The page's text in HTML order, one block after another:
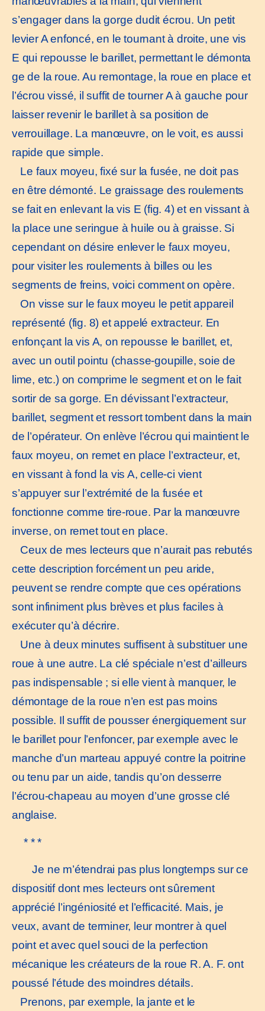
s’engager dans la gorge dudit écrou. Un petit
levier A enfoncé, en le tournant à droite, une vis
E qui repousse le barillet, permettant le démonta
ge de la roue. Au remontage, la roue en place et
l’écrou vissé, il suffit de tourner A à gauche pour
laisser revenir le barillet à sa position de
verrouillage. La manœuvre, on le voit, es aussi
rapide que simple.
Le faux moyeu, fixé sur la fusée, ne doit pas
en être démonté. Le graissage des roulements
se fait en enlevant la vis E (fig. 4) et en vissant à
la place une seringue à huile ou à graisse. Si
cependant on désire enlever le faux moyeu,
pour visiter les roulements à billes ou les
segments de freins, voici comment on opère.
On visse sur le faux moyeu le petit appareil
représenté (fig. 8) et appelé extracteur. En
enfonçant la vis A, on repousse le barillet, et,
avec un outil pointu (chasse-goupille, soie de
lime, etc.) on comprime le segment et on le fait
sortir de sa gorge. En dévissant l’extracteur,
barillet, segment et ressort tombent dans la main
de l’opérateur. On enlève l’écrou qui maintient le
faux moyeu, on remet en place l’extracteur, et,
en vissant à fond la vis A, celle-ci vient
s’appuyer sur l’extrémité de la fusée et
fonctionne comme tire-roue. Par la manœuvre
inverse, on remet tout en place.
Ceux de mes lecteurs que n’aurait pas rebutés
cette description forcément un peu aride,
peuvent se rendre compte que ces opérations
sont infiniment plus brèves et plus faciles à
exécuter qu’à décrire.
Une à deux minutes suffisent à substituer une
roue à une autre. La clé spéciale n’est d’ailleurs
pas indispensable ; si elle vient à manquer, le
démontage de la roue n’en est pas moins
possible. Il suffit de pousser énergiquement sur
le barillet pour l’enfoncer, par exemple avec le
manche d’un marteau appuyé contre la poitrine
ou tenu par un aide, tandis qu’on desserre
l’écrou-chapeau au moyen d’une grosse clé
anglaise.
* * *
Je ne m’étendrai pas plus longtemps sur ce
dispositif dont mes lecteurs ont sûrement
apprécié l’ingéniosité et l’efficacité. Mais, je
veux, avant de terminer, leur montrer à quel
point et avec quel souci de la perfection
mécanique les créateurs de la roue R. A. F. ont
poussé l’étude des moindres détails.
Prenons, par exemple, la jante et le